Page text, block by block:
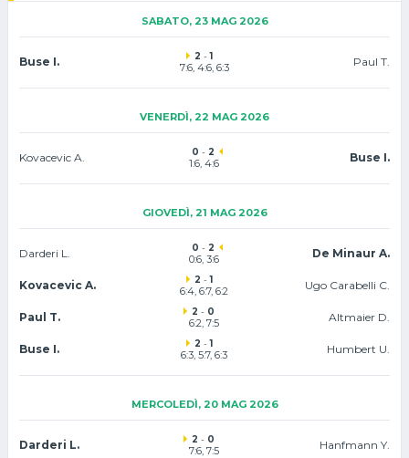
SABATO, 23 MAG 2026
Buse I. 2 -1
7:6, 4:6, 6:3 Paul T.
VENERDÌ, 22 MAG 2026
Kovacevic A. 0 - 2
1:6, 4:6 Buse I.
GIOVEDÌ, 21 MAG 2026
Darderi L. 0 - 2
0:6, 3:6 De Minaur A.
Kovacevic A. 2 -1
6:4, 6:7, 6:2 Ugo Carabelli C.
Paul T. 2 - 0
6:2, 7:5 Altmaier D.
Buse I. 2 -1
6:3, 5:7, 6:3 Humbert U.
MERCOLEDÌ, 20 MAG 2026
Darderi L. 2 - 0
7:6, 7:5 Hanfmann Y.